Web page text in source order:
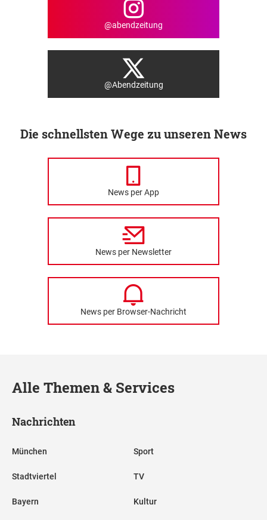
@abendzeitung
@Abendzeitung
Die schnellsten Wege zu unseren News
News per App
News per Newsletter
News per Browser-Nachricht
Alle Themen & Services
Nachrichten
München
Stadtviertel
Bayern
Sport
TV
Kultur